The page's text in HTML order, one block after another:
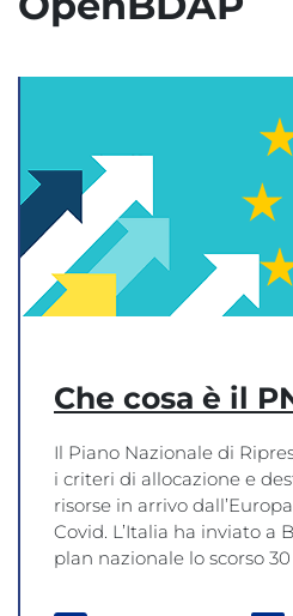
Che cosa è il
Il Piano Nazionale di
i criteri di allocazione e
risorse in arrivo
Covid. L’Italia ha inviato a
plan nazionale lo scorso 30